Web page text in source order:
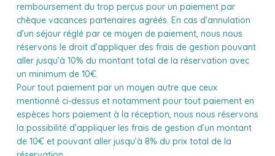
remboursement du trop perçus pour un paiement par
chèque vacances partenaires agréés. En cas d’annulation
d’un séjour réglé par ce moyen de paiement, nous nous
réservons le droit d’appliquer des frais de gestion pouvant
aller jusqu’à 10% du montant total de la réservation avec
un minimum de 10€.
Pour tout paiement par un moyen autre que ceux
mentionné ci-dessus et notamment pour tout paiement en
espèces hors paiement à la réception, nous nous réservons
la possibilité d’appliquer les frais de gestion d’un montant
de 10€ et pouvant aller jusqu’à 8% du prix total de la